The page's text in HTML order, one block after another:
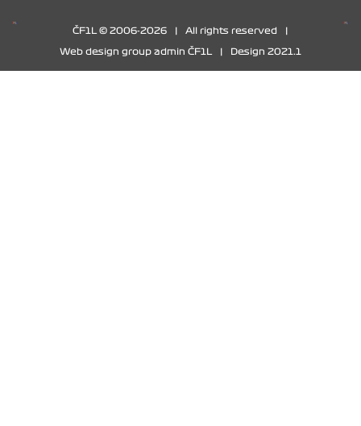
ČF1L © 2006-2026 All rights reserved
Web design group admin ČF1L Design 2021.1